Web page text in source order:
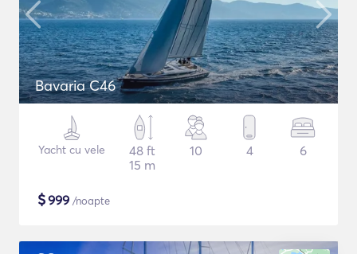
Bavaria C46
Yacht cu vele
48 ft
15 m
10 4 6
$999 /noapte